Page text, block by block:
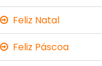
Feliz Natal
Feliz Páscoa